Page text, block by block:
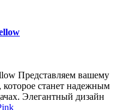
Представляем вашему
станет надежным
Элегантный дизайн